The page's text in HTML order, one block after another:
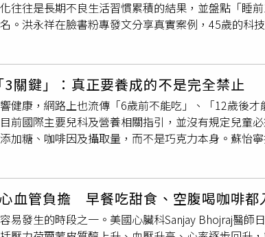
直持續「畫圈」或「上下揮動」100 次以上；側腰
幫助代謝；而大腿與臀部則靠壺鈴、深蹲與弓箭步
強度的全身燃脂。（圖／取自 xeungmee 小紅書
Mee Lee 對零食非常挑剔，第一步就是「戒掉
餐，不如在家親自準備「乾淨飲食」。選擇原型食材
讓皮膚由內而外散發健康光澤。（圖／取自
內在的營養補給也是她的秘密武器。Seung-Mee Lee
雖然有效但較為麻煩，選擇膠囊形式更易於堅持。
需的能量，是她開啟充滿活力的一天的標準配備。
往往是長期不良生活習慣累積的結果，並盤點「睡
。洪永祥在臉書粉專發文分享真實案例，45歲的科
處理工作郵件、滑手機追劇，更常在睡前喝一杯威
量流汗後，沒補充水分就直接休息；頭痛時，更習
顯下降且出現蛋白尿，才驚覺事情嚴重。洪永祥示警
，讓腎臟長期承受過度壓力。 腎臟不只是人體的過濾
洪也盤點了「睡前十大傷腎行為排行榜」，幫助大
香氛蠟燭或線香許多人喜歡睡前點燃線香或是香氛
性有機物（VOCs）。雖然腎臟並非直接「過濾空
而傷害血管內皮，間接增加腎臟負擔。睡前若習慣
流通。・第九名：睡前帶著尿意硬撐、不上廁所偶
異常，並大幅增加泌尿道感染機率。一旦細菌沿著輸
有尿意，應先排空膀胱再入睡，避免因憋尿影響睡眠
本身不會直接傷腎，但過低的環境溫度會刺激交感神
關鍵」：真正要養成的不是完全禁止
健康，網路上也流傳「6歲前不能吃」、「12歲後
前國際主要兒科及營養相關指引，並沒有規定兒童
加糖、咖啡因及攝取量，而不是巧克力本身。蘇怡
取添加糖，因此不建議提供巧克力，主要原因並非
可能影響幼兒飲食習慣及健康。此外，巧克力中也
此偶爾少量食用，與經常飲用咖啡、濃茶、可樂或能
會導致性早熟，蘇怡寧表示，目前沒有科學證據顯示
血管負擔 早餐吃甜食、空腹喝咖啡都
發生的時段之一。美國心臟科Sanjay Bhojraj醫師